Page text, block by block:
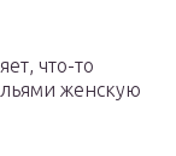
что-то
женскую